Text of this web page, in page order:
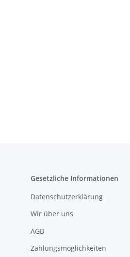
Gesetzliche Informationen
Datenschutzerklärung
Wir über uns
AGB
Zahlungsmöglichkeiten